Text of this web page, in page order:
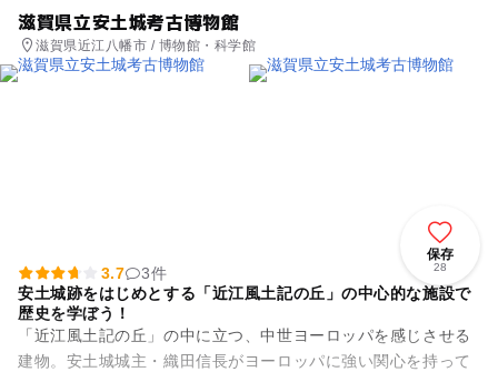
滋賀県立安土城考古博物館
滋賀県近江八幡市 / 博物館・科学館
保存
28
3.7
3件
安土城跡をはじめとする「近江風土記の丘」の中心的な施設で
歴史を学ぼう！
「近江風土記の丘」の中に立つ、中世ヨーロッパを感じさせる
建物。安土城城主・織田信長がヨーロッパに強い関心を持って